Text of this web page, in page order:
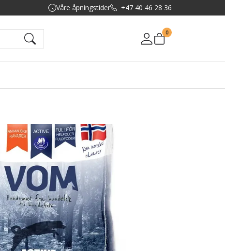
Våre åpningstider +47 40 46 28 36
Mine sider
0